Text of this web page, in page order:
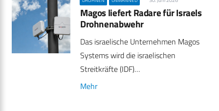
Magos liefert Radare für Israels
Drohnenabwehr
Das israelische Unternehmen Magos
Systems wird die israelischen
Streitkräfte (IDF)…
Mehr